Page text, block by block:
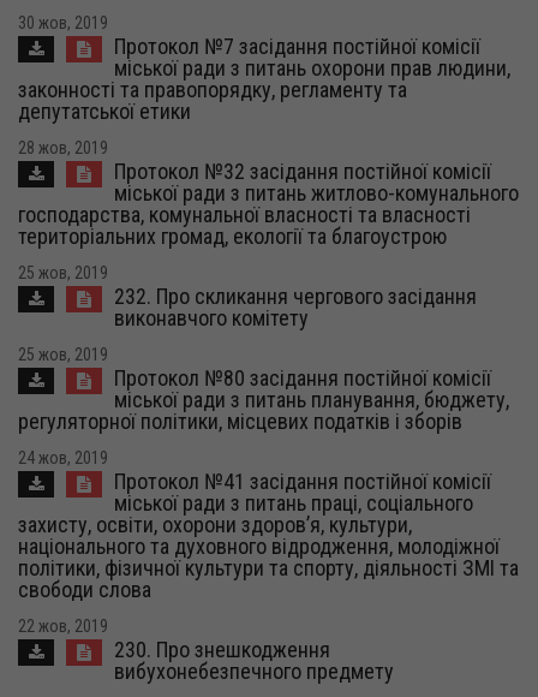
30 жов, 2019
Протокол №7 засідання постійної комісії
міської ради з питань охорони прав людини,
законності та правопорядку, регламенту та
депутатської етики
28 жов, 2019
Протокол №32 засідання постійної комісії
міської ради з питань житлово-комунального
господарства, комунальної власності та власності
територіальних громад, екології та благоустрою
25 жов, 2019
232. Про скликання чергового засідання
виконавчого комітету
25 жов, 2019
Протокол №80 засідання постійної комісії
міської ради з питань планування, бюджету,
регуляторної політики, місцевих податків і зборів
24 жов, 2019
Протокол №41 засідання постійної комісії
міської ради з питань праці, соціального
захисту, освіти, охорони здоров’я, культури,
національного та духовного відродження, молодіжної
політики, фізичної культури та спорту, діяльності ЗМІ та
свободи слова
22 жов, 2019
230. Про знешкодження
вибухонебезпечного предмету